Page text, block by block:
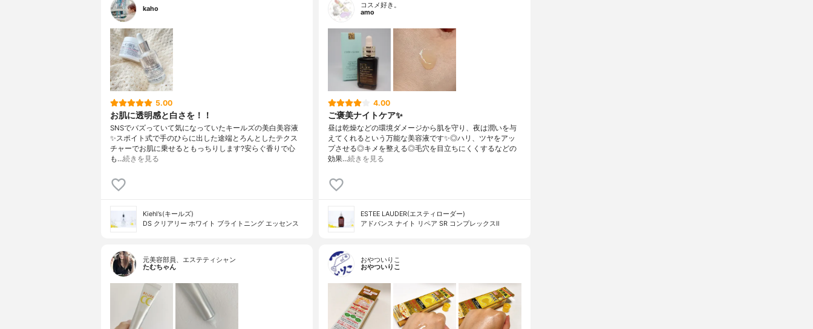
kaho
5.00
お肌に透明感と白さを！！
SNSでバズっていて気になっていたキールズの美白美容液
✨スポイト式で手のひらに出した途端とろんとしたテクス
チャーでお肌に乗せるともっちりします?安らぐ香りで心
も…続きを見る
Kiehl’s(キールズ)
DS クリアリー ホワイト ブライトニング エッセンス
コスメ好き。
amo
4.00
ご褒美ナイトケア✨
昼は乾燥などの環境ダメージから肌を守り、夜は潤いを与
えてくれるという万能な美容液です✨◎ハリ、ツヤをアッ
プさせる◎キメを整える◎毛穴を目立ちにくくするなどの
効果…続きを見る
ESTEE LAUDER(エスティローダー)
アドバンス ナイト リペア SR コンプレックスⅡ
元美容部員、エステティシャン
たむちゃん
おやついりこ
おやついりこ